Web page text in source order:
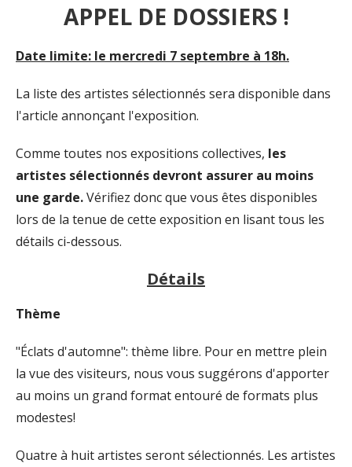
APPEL DE DOSSIERS !
Date limite: le mercredi 7 septembre à 18h.
La liste des artistes sélectionnés sera disponible dans
l'article annonçant l'exposition.
Comme toutes nos expositions collectives, les
artistes sélectionnés devront assurer au moins
une garde.Vérifiez donc que vous êtes disponibles
lors de la tenue de cette exposition en lisant tous les
détails ci-dessous.
Détails
Thème
"Éclats d'automne": thème libre. Pour en mettre plein
la vue des visiteurs, nous vous suggérons d'apporter
au moins un grand format entouré de formats plus
modestes!
Quatre à huit artistes seront sélectionnés. Les artistes